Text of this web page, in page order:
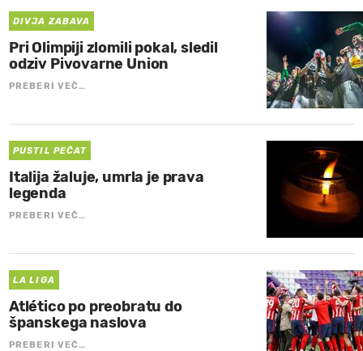
DIVJA ZABAVA
Pri Olimpiji zlomili pokal, sledil
odziv Pivovarne Union
PREBERI VEČ…
PUSTIL PEČAT
Italija žaluje, umrla je prava
legenda
PREBERI VEČ…
LA LIGA
Atlético po preobratu do
španskega naslova
PREBERI VEČ…